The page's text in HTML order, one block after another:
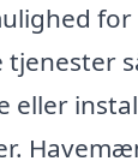
tjenester
eller